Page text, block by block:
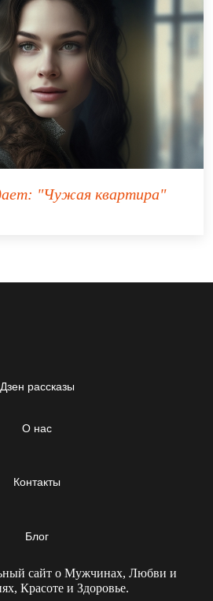
"Чужая квартира"
Дзен рассказы
О нас
Контакты
Блог
сайт о Мужчинах, Любви и
Красоте и Здоровье.